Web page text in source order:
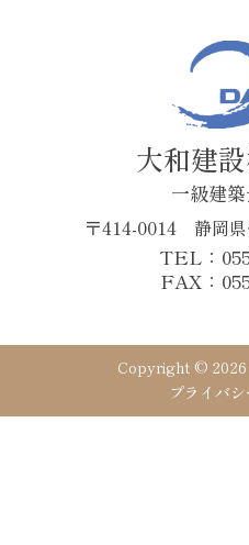
大和建
一級建
〒414-0014 静岡
TEL：
FAX：
Copyright © 2026
プライバ